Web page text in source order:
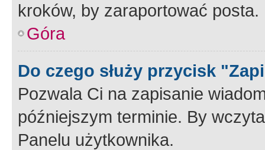
kroków, by zaraportować posta.
Góra
Do czego służy przycisk
Pozwala Ci na zapisanie
późniejszym terminie. By
Panelu użytkownika.